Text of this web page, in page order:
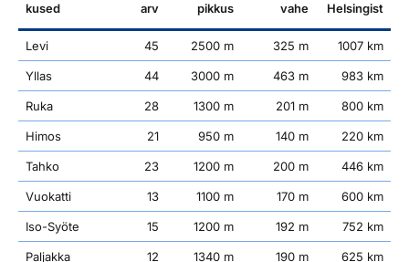
kused
arv
pikkus
vahe
Helsingist
Levi 45 2500 m 325 m 1007 km
Yllas 44 3000 m 463 m 983 km
Ruka 28 1300 m 201 m 800 km
Himos 21 950 m 140 m 220 km
Tahko 23 1200 m 200 m 446 km
Vuokatti 13 1100 m 170 m 600 km
Iso-Syöte 15 1200 m 192 m 752 km
Paljakka 12 1340 m 190 m 625 km